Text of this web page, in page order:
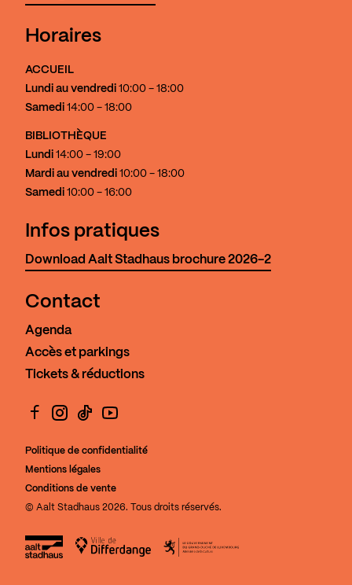
Horaires
ACCUEIL
Lundi au vendredi 10:00 - 18:00
Samedi 14:00 - 18:00
BIBLIOTHÈQUE
Lundi 14:00 - 19:00
Mardi au vendredi 10:00 - 18:00
Samedi 10:00 - 16:00
Infos pratiques
Download Aalt Stadhaus brochure 2026-2
Contact
Agenda
Accès et parkings
Tickets & réductions
Politique de confidentialité
Mentions légales
Conditions de vente
© Aalt Stadhaus 2026. Tous droits réservés.
Aalt StadhausVille de DifferdangeLe Gouvernement du Grand-